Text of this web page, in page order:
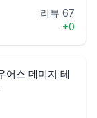
리뷰 67
+0
어스 데미지 테